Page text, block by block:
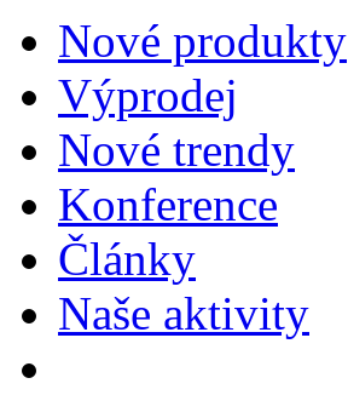
Nové produkty
Výprodej
Nové trendy
Konference
Články
Naše aktivity